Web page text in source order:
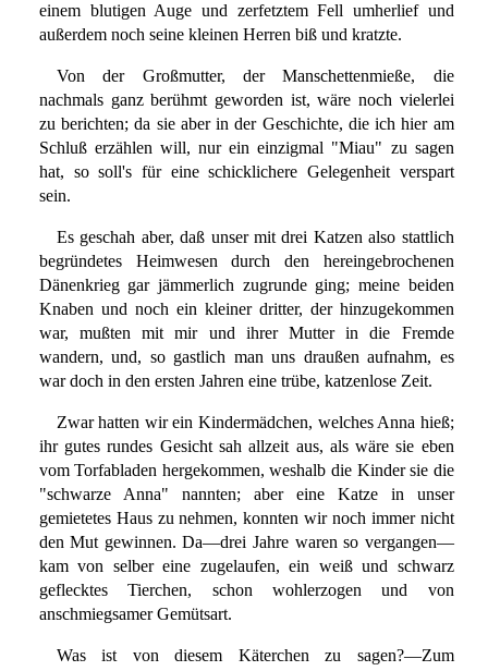
einem blutigen Auge und zerfetztem Fell umherlief und
außerdem noch seine kleinen Herren biß und kratzte.
Von der Großmutter, der Manschettenmieße, die
nachmals ganz berühmt geworden ist, wäre noch vielerlei
zu berichten; da sie aber in der Geschichte, die ich hier am
Schluß erzählen will, nur ein einzigmal "Miau" zu sagen
hat, so soll's für eine schicklichere Gelegenheit verspart
sein.
Es geschah aber, daß unser mit drei Katzen also stattlich
begründetes Heimwesen durch den hereingebrochenen
Dänenkrieg gar jämmerlich zugrunde ging; meine beiden
Knaben und noch ein kleiner dritter, der hinzugekommen
war, mußten mit mir und ihrer Mutter in die Fremde
wandern, und, so gastlich man uns draußen aufnahm, es
war doch in den ersten Jahren eine trübe, katzenlose Zeit.
Zwar hatten wir ein Kindermädchen, welches Anna hieß;
ihr gutes rundes Gesicht sah allzeit aus, als wäre sie eben
vom Torfabladen hergekommen, weshalb die Kinder sie die
"schwarze Anna" nannten; aber eine Katze in unser
gemietetes Haus zu nehmen, konnten wir noch immer nicht
den Mut gewinnen. Da—drei Jahre waren so vergangen—
kam von selber eine zugelaufen, ein weiß und schwarz
geflecktes Tierchen, schon wohlerzogen und von
anschmiegsamer Gemütsart.
Was ist von diesem Käterchen zu sagen?—Zum